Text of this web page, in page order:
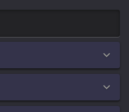

